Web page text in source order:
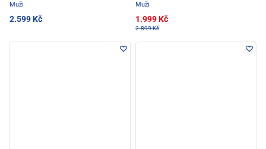
Muži
2.599 Kč
Muži
1.999 Kč
2.899 Kč